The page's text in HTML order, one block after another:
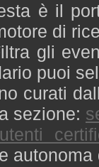
è il
di
gli
puoi
curati
sezione:
utenti